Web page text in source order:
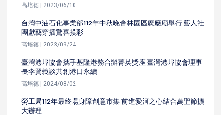
高培德 | 2023/06/10
台灣中油石化事業部112年中秋晚會林園區廣應廟舉行 藝人社
團獻藝穿插驚喜摸彩
高培德 | 2023/09/24
臺灣港埠協會攜手基隆港務合辦菁英獎座 臺灣港埠協會理事
長李賢義談共創港口永續
高培德 | 2024/08/02
勞工局112年最終場身障創意市集 前進愛河之心結合萬聖節擴
大辦理